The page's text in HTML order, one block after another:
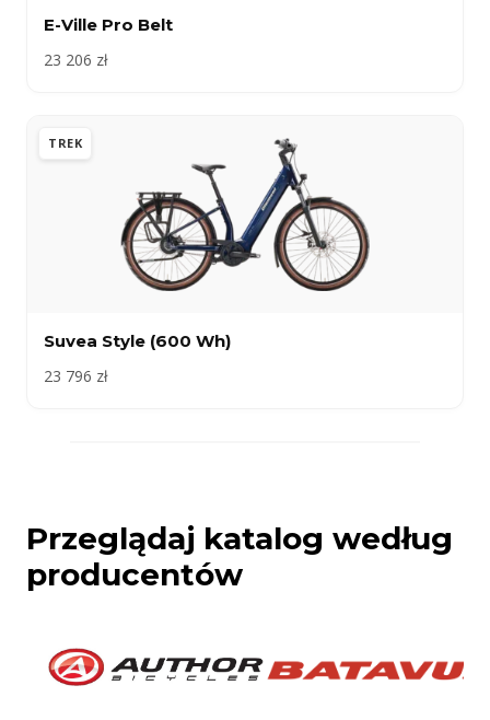
E-Ville Pro Belt
23 206 zł
TREK
Suvea Style (600 Wh)
23 796 zł
Przeglądaj katalog według
producentów